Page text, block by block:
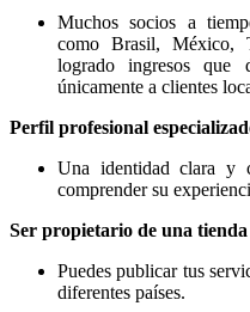
Muchos socios a
como Brasil, México,
logrado ingresos que
únicamente a clientes
Perfil profesional
Una identidad clara y
comprender su
Ser propietario de una
Puedes publicar tus
diferentes países.